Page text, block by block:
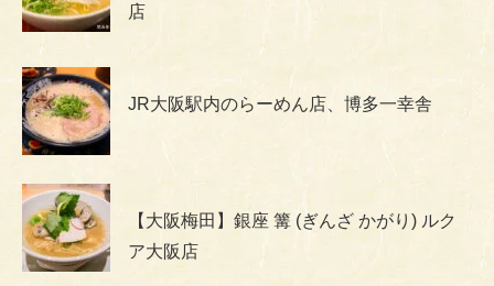
店
JR大阪駅内のらーめん店、博多一幸舎
【大阪梅田】銀座 篝 (ぎんざ かがり) ルク
ア大阪店